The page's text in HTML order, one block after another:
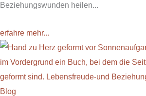
Beziehungswunden heilen...
erfahre mehr...
Blog